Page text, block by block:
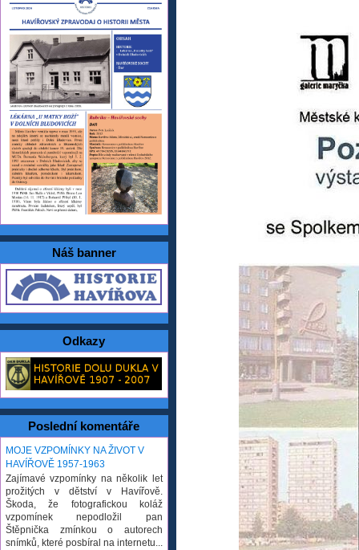
Náš banner
Odkazy
Poslední komentáře
MOJE VZPOMÍNKY NA ŽIVOT V
HAVÍŘOVĚ 1957-1963
Zajímavé vzpomínky na několik let
prožitých v dětství v Havířově.
Škoda, že fotografickou koláž
vzpomínek nepodložil pan
Štěpnička zmínkou o autorech
snímků, které posbíral na internetu...